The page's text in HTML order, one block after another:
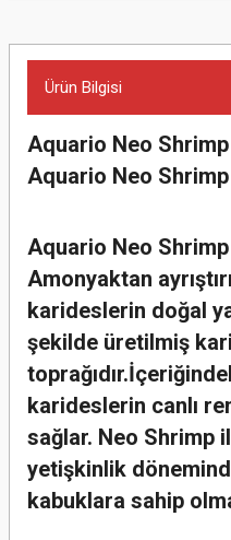
Ürün Bilgisi
Aquario Neo
Aquario Neo
Aquario Neo
Amonyaktan
karideslerin doğal
şekilde üretilmiş
karideslerin canlı
sağlar. Neo Shrimp
yetişkinlik
kabuklara sahip